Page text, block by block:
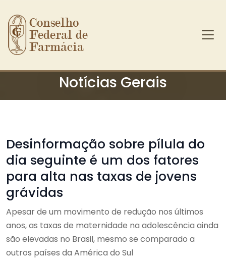
Ir para o conteúdo principal
Conselho
Federal de
Farmácia
Notícias Gerais
Desinformação sobre pílula do
dia seguinte é um dos fatores
para alta nas taxas de jovens
grávidas
Apesar de um movimento de redução nos últimos
anos, as taxas de maternidade na adolescência ainda
são elevadas no Brasil, mesmo se comparado a
outros países da América do Sul